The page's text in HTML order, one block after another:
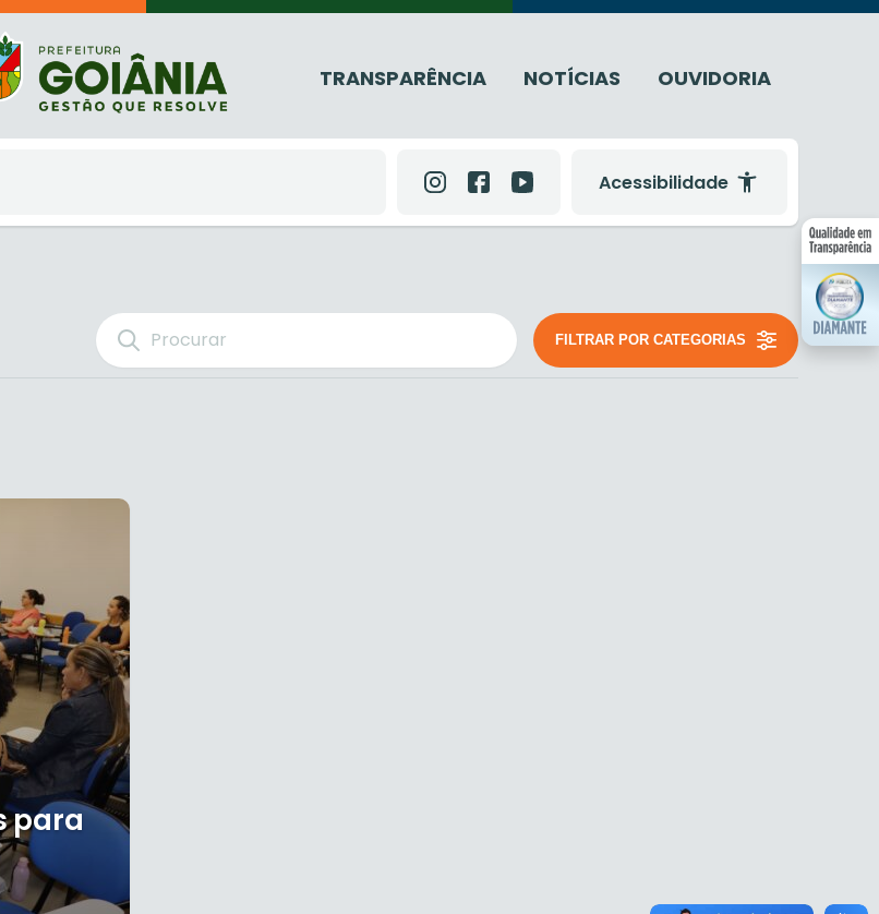
TRANSPARÊNCIA NOTÍCIAS OUVIDORIA
Acessibilidade
FILTRAR POR CATEGORIAS
para